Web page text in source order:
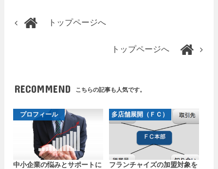
トップページへ
トップページへ
RECOMMEND こちらの記事も人気です。
プロフィール
中小企業の悩みとサポートに
多店舗展開（ＦＣ）
フランチャイズの加盟対象を